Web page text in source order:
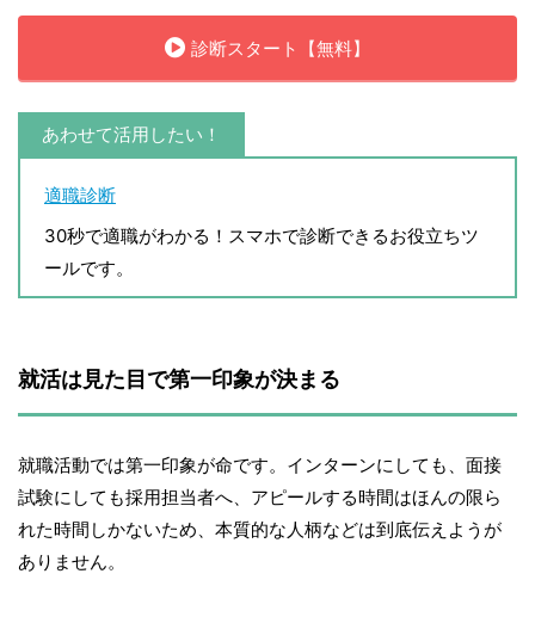
診断スタート【無料】
あわせて活用したい！
適職診断
30秒で適職がわかる！スマホで診断できるお役立ちツ
ールです。
就活は見た目で第一印象が決まる
就職活動では第一印象が命です。インターンにしても、面接
試験にしても採用担当者へ、アピールする時間はほんの限ら
れた時間しかないため、本質的な人柄などは到底伝えようが
ありません。